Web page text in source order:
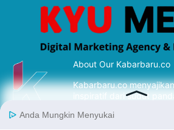
About Our Kabarbaru.co
Kabarbaru.co
inspiratif dari sudut